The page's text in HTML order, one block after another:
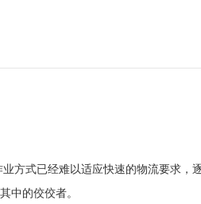
方式已经难以适应快速的物流要求，
中的佼佼者。